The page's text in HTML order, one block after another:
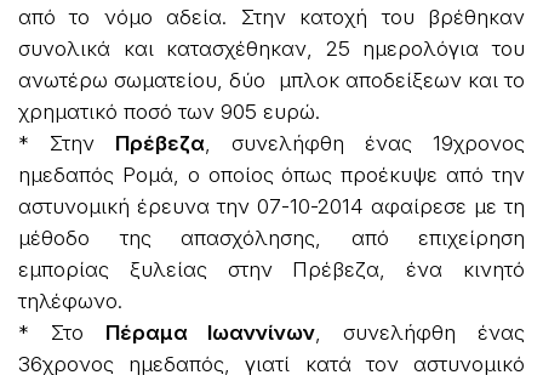
από το νόμο αδεία. Στην κατοχή του βρέθηκαν
συνολικά και κατασχέθηκαν, 25 ημερολόγια του
ανωτέρω σωματείου, δύο μπλοκ αποδείξεων και το
χρηματικό ποσό των 905 ευρώ.
* Στην Πρέβεζα, συνελήφθη ένας 19χρονος
ημεδαπός Ρομά, ο οποίος όπως προέκυψε από την
αστυνομική έρευνα την 07-10-2014 αφαίρεσε με τη
μέθοδο της απασχόλησης, από επιχείρηση
εμπορίας ξυλείας στην Πρέβεζα, ένα κινητό
τηλέφωνο.
* Στο Πέραμα Ιωαννίνων, συνελήφθη ένας
36χρονος ημεδαπός, γιατί κατά τον αστυνομικό